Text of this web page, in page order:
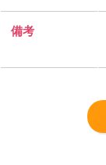
備考